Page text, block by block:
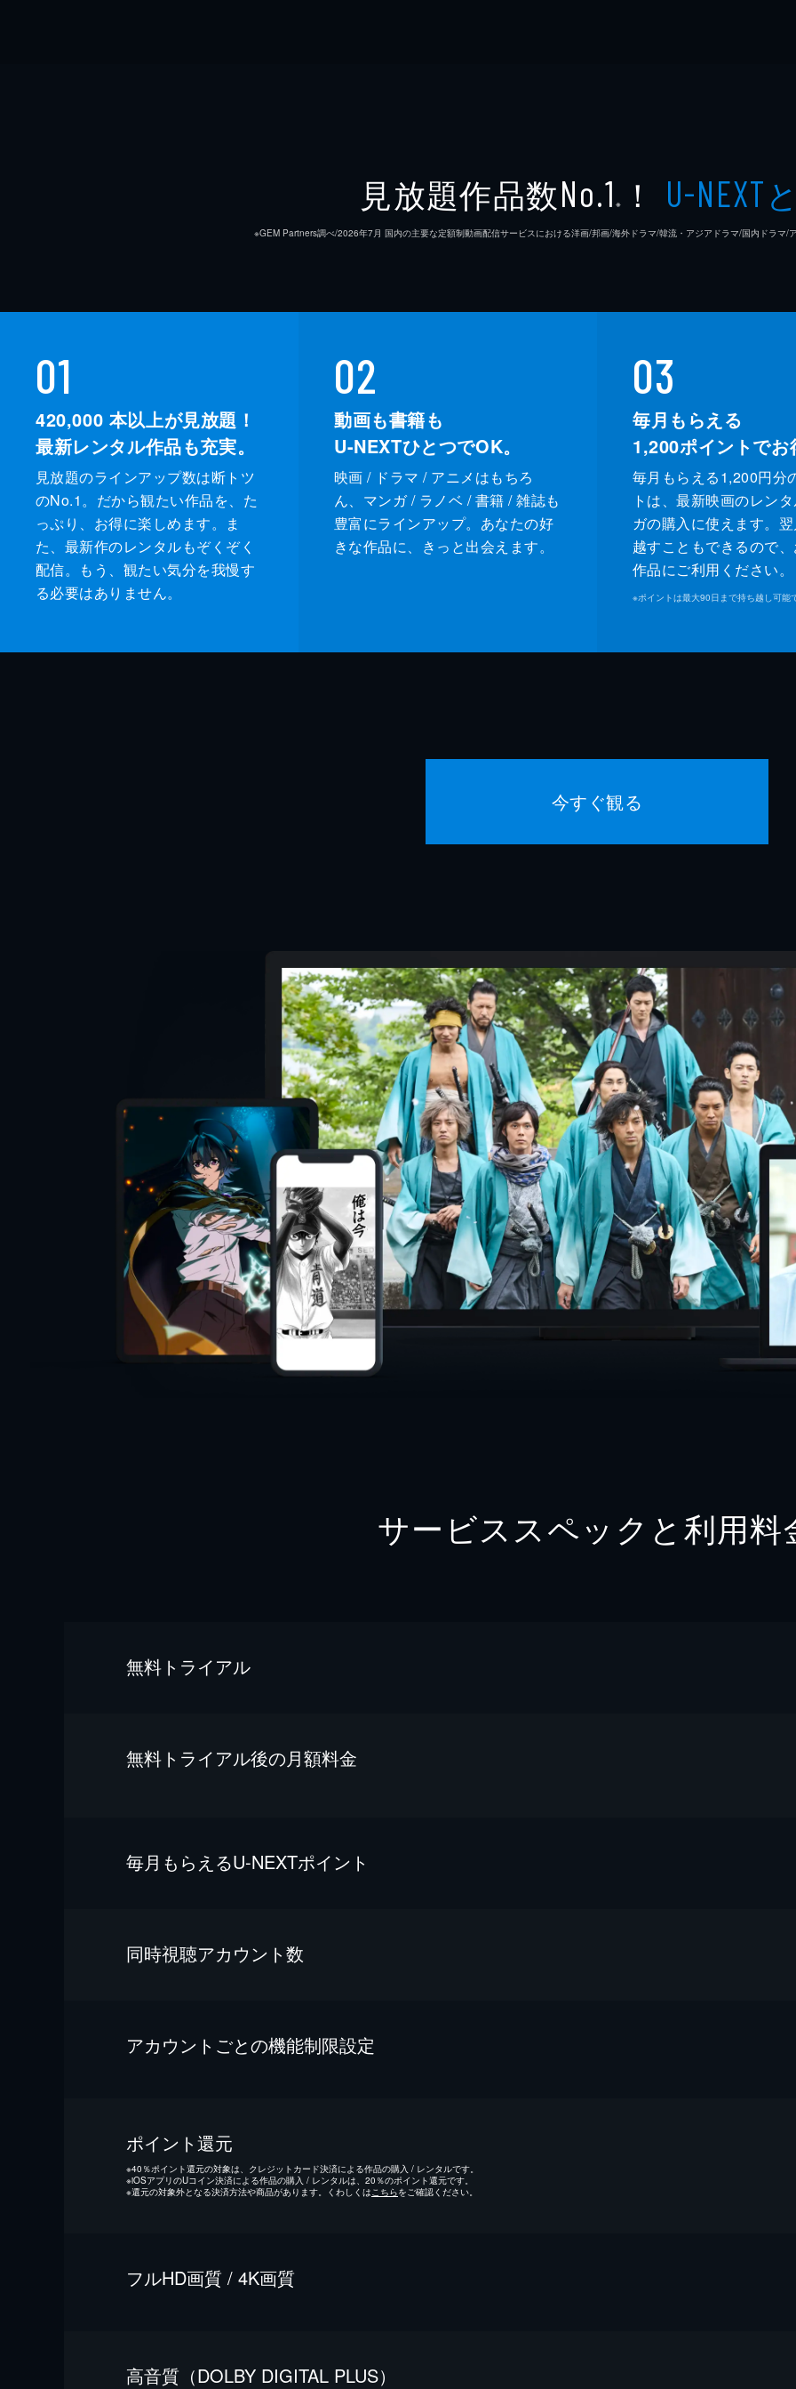
見放題作品数No.1 ※ ！ U-NEXT
※GEM Partners調べ/2026年7⽉ 国内の主要な定額制動画配信サービスにおける洋画/邦画/海外ドラマ/韓流・アジアドラマ/国内ドラマ/
01
420,000 本以上が見放題！
最新レンタル作品も充実。
見放題のラインアップ数は断トツ
のNo.1。だから観たい作品を、た
っぷり、お得に楽しめます。ま
た、最新作のレンタルもぞくぞく
配信。もう、観たい気分を我慢す
る必要はありません。
02
動画も書籍も
U-NEXTひとつでOK。
映画 / ドラマ / アニメはもちろ
ん、マンガ / ラノベ / 書籍 / 雑誌も
豊富にラインアップ。あなたの好
きな作品に、きっと出会えます。
03
毎月もらえる
1,200ポイントでお
毎月もらえる1,200円分
トは、最新映画のレン
ガの購入に使えます。
越すこともできるので
作品にご利用ください。
※ポイントは最大90日まで持ち越し可能
今すぐ観る
サービススペックと利用料
無料トライアル
無料トライアル後の⽉額料金
毎⽉もらえるU-NEXTポイント
同時視聴アカウント数
アカウントごとの機能制限設定
ポイント還元
※40％ポイント還元の対象は、クレジットカード決済による作品の購入 / レンタルです。
※iOSアプリのUコイン決済による作品の購入 / レンタルは、20％のポイント還元です。
※還元の対象外となる決済方法や商品があります。くわしくは こちらをご確認ください。
フルHD画質 / 4K画質
⾼⾳質（DOLBY DIGITAL PLUS）